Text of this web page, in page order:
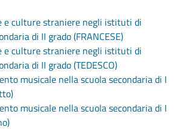
e culture straniere negli istituti di
di II grado (FRANCESE)
e culture straniere negli istituti di
di II grado (TEDESCO)
musicale nella scuola secondaria di I
musicale nella scuola secondaria di I